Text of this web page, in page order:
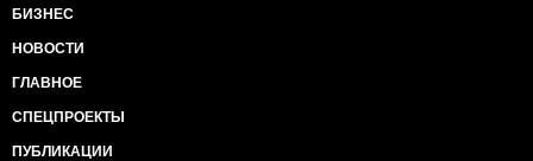
БИЗНЕС
НОВОСТИ
ГЛАВНОЕ
СПЕЦПРОЕКТЫ
ПУБЛИКАЦИИ